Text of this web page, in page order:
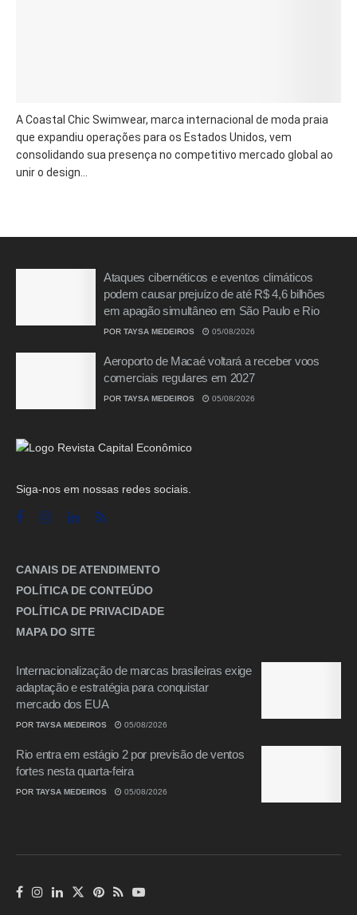
A Coastal Chic Swimwear, marca internacional de moda praia
que expandiu operações para os Estados Unidos, vem
consolidando sua presença no competitivo mercado global ao
unir o design...
Ataques cibernéticos e eventos climáticos
podem causar prejuízo de até R$ 4,6 bilhões
em apagão simultâneo em São Paulo e Rio
POR TAYSA MEDEIROS 05/08/2026
Aeroporto de Macaé voltará a receber voos
comerciais regulares em 2027
POR TAYSA MEDEIROS 05/08/2026
Siga-nos em nossas redes sociais.
CANAIS DE ATENDIMENTO
POLÍTICA DE CONTEÚDO
POLÍTICA DE PRIVACIDADE
MAPA DO SITE
Internacionalização de marcas brasileiras exige
adaptação e estratégia para conquistar
mercado dos EUA
POR TAYSA MEDEIROS 05/08/2026
Rio entra em estágio 2 por previsão de ventos
fortes nesta quarta-feira
POR TAYSA MEDEIROS 05/08/2026